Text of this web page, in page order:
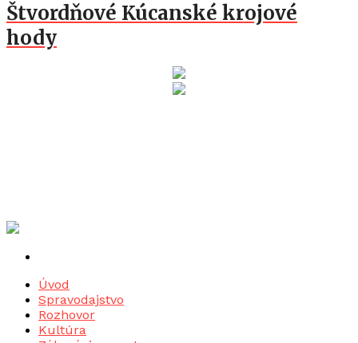
Štvordňové Kúcanské krojové
hody
Úvod
Spravodajstvo
Rozhovor
Kultúra